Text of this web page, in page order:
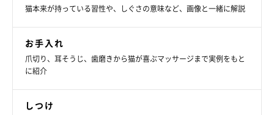
猫本来が持っている習性や、しぐさの意味など、画像と一緒に解説
お手入れ
爪切り、耳そうじ、歯磨きから猫が喜ぶマッサージまで実例をもと
に紹介
しつけ